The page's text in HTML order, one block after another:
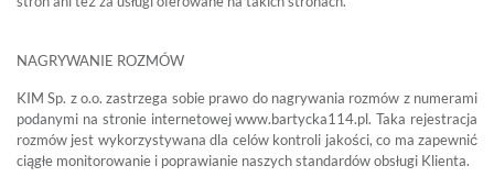
NAGRYWANIE ROZMÓW
KIM Sp. z o.o. zastrzega sobie prawo do nagrywania rozmów z numerami
podanymi na stronie internetowej www.bartycka114.pl. Taka rejestracja
rozmów jest wykorzystywana dla celów kontroli jakości, co ma zapewnić
ciągłe monitorowanie i poprawianie naszych standardów obsługi Klienta.